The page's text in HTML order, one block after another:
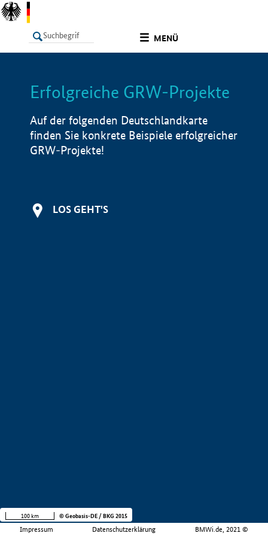
MENÜ
LISTE Info
Erfolgreiche GRW-Projekte
Auf der folgenden Deutschlandkarte
finden Sie konkrete Beispiele erfolgreicher
GRW-Projekte!
LOS GEHT'S
Impressum Datenschutzerklärung BMWi.de, 2021 ©
100 km © Geobasis-DE / BKG 2015